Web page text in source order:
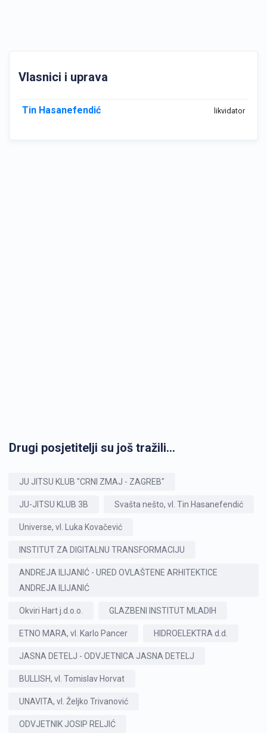
Vlasnici i uprava
Tin Hasanefendić likvidator
Drugi posjetitelji su još tražili...
JU JITSU KLUB "CRNI ZMAJ - ZAGREB"
JU-JITSU KLUB 3B Svašta nešto, vl. Tin Hasanefendić
Universe, vl. Luka Kovačević
INSTITUT ZA DIGITALNU TRANSFORMACIJU
ANDREJA ILIJANIĆ - URED OVLAŠTENE ARHITEKTICE
ANDREJA ILIJANIĆ
Okviri Hart j.d.o.o. GLAZBENI INSTITUT MLADIH
ETNO MARA, vl. Karlo Pancer HIDROELEKTRA d.d.
JASNA DETELJ - ODVJETNICA JASNA DETELJ
BULLISH, vl. Tomislav Horvat
UNAVITA, vl. Željko Trivanović
ODVJETNIK JOSIP RELJIĆ